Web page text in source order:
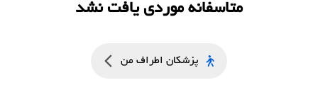
متاسفانه موردی یافت نشد
پزشکان اطراف من